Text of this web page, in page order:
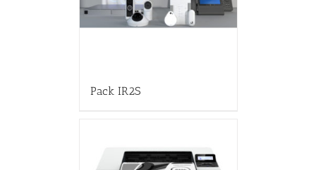
Pack IR2S